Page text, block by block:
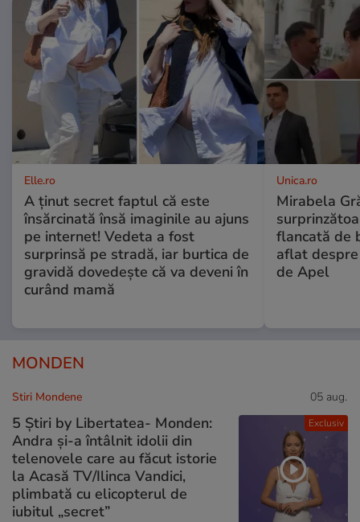
Elle.ro
A ținut secret faptul că este
însărcinată însă imaginile au ajuns
pe internet! Vedeta a fost
surprinsă pe stradă, iar burtica de
gravidă dovedește că va deveni în
curând mamă
Unica.ro
Mirabela
flancată de
aflat
de Apel
MONDEN
Exclusiv
Stiri Mondene 05 aug.
5 Știri by Libertatea- Monden:
Andra și-a întâlnit idolii din
telenovele care au făcut istorie
la Acasă TV/Ilinca Vandici,
plimbată cu elicopterul de
iubitul „secret”